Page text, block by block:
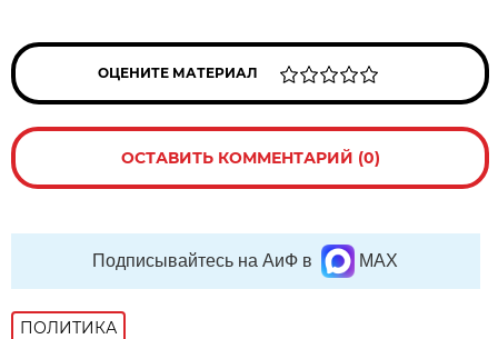
ОЦЕНИТЕ МАТЕРИАЛ
ОСТАВИТЬ КОММЕНТАРИЙ (0)
Подписывайтесь на АиФ в MAX
ПОЛИТИКА